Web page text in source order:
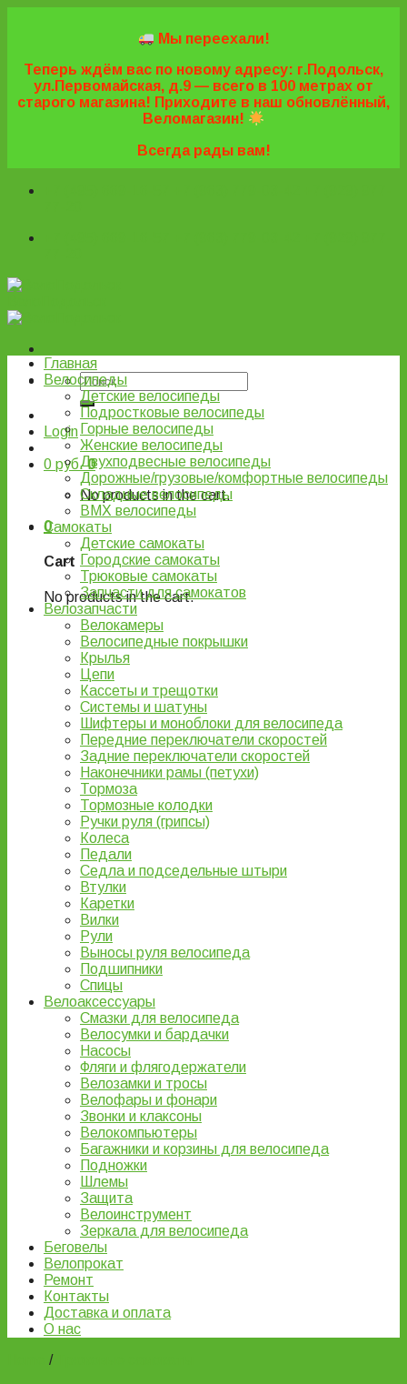
Мы переехали!
Теперь ждём вас по новому адресу: г.Подольск,
ул.Первомайская, д.9 — всего в 100 метрах от
старого магазина! Приходите в наш обновлённый,
Веломагазин!
Всегда рады вам!
Login
0 руб. 0
No products in the cart.
0
Cart
No products in the cart.
Главная
Велосипеды
Детские велосипеды
Подростковые велосипеды
Горные велосипеды
Женские велосипеды
Двухподвесные велосипеды
Дорожные/грузовые/комфортные велосипеды
Складные велосипеды
BMX велосипеды
Самокаты
Детские самокаты
Городские самокаты
Трюковые самокаты
Запчасти для самокатов
Велозапчасти
Велокамеры
Велосипедные покрышки
Крылья
Цепи
Кассеты и трещотки
Системы и шатуны
Шифтеры и моноблоки для велосипеда
Передние переключатели скоростей
Задние переключатели скоростей
Наконечники рамы (петухи)
Тормоза
Тормозные колодки
Ручки руля (грипсы)
Колеса
Педали
Седла и подседельные штыри
Втулки
Каретки
Вилки
Рули
Выносы руля велосипеда
Подшипники
Спицы
Велоаксессуары
Смазки для велосипеда
Велосумки и бардачки
Насосы
Фляги и флягодержатели
Велозамки и тросы
Велофары и фонари
Звонки и клаксоны
Велокомпьютеры
Багажники и корзины для велосипеда
Подножки
Шлемы
Защита
Велоинструмент
Зеркала для велосипеда
Беговелы
Велопрокат
Ремонт
Контакты
Доставка и оплата
О нас
/